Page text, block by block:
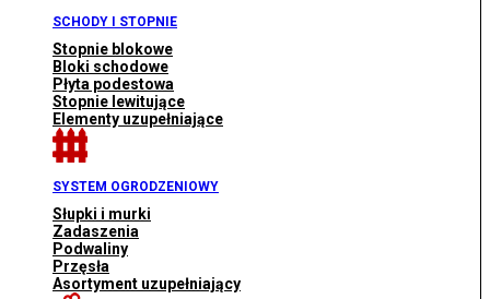
SCHODY I STOPNIE
Stopnie blokowe
Bloki schodowe
Płyta podestowa
Stopnie lewitujące
Elementy uzupełniające
SYSTEM OGRODZENIOWY
Słupki i murki
Zadaszenia
Podwaliny
Przęsła
Asortyment uzupełniający